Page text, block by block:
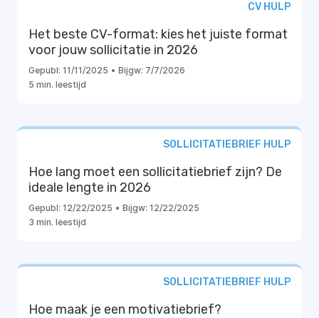
CV HULP
Het beste CV-format: kies het juiste format
voor jouw sollicitatie in 2026
Gepubl: 11/11/2025 • Bijgw: 7/7/2026
5 min. leestijd
SOLLICITATIEBRIEF HULP
Hoe lang moet een sollicitatiebrief zijn? De
ideale lengte in 2026
Gepubl: 12/22/2025 • Bijgw: 12/22/2025
3 min. leestijd
SOLLICITATIEBRIEF HULP
Hoe maak je een motivatiebrief?